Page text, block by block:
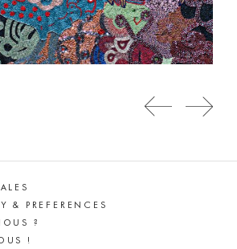
& PREFERENCES
?
!